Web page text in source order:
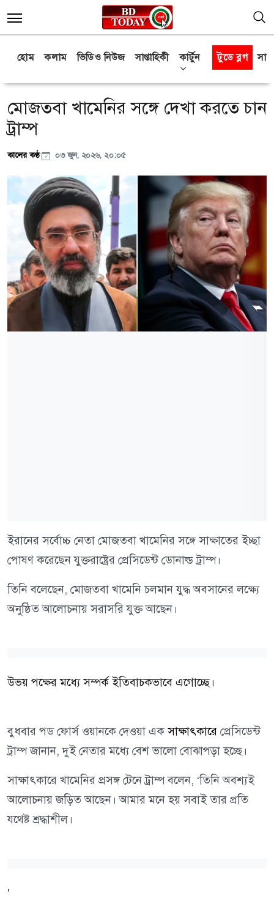
হোম কলাম ভিডিও নিউজ সাপ্তাহিকী কার্টুন টুডে ব্লগ
মোজতবা খামেনির সঙ্গে দেখা করতে চান
ট্রাম্প
কালের কণ্ঠ ০৩ জুন, ২০২৬, ২০:০৫
ইরানের সর্বোচ্চ নেতা মোজতবা খামেনির সঙ্গে সাক্ষাতের ইচ্ছা
পোষণ করেছেন যুক্তরাষ্ট্রের প্রেসিডেন্ট ডোনাল্ড ট্রাম্প।
তিনি বলেছেন, মোজতবা খামেনি চলমান যুদ্ধ অবসানের লক্ষ্যে
অনুষ্ঠিত আলোচনায় সরাসরি যুক্ত আছেন।
উভয় পক্ষের মধ্যে সম্পর্ক ইতিবাচকভাবে এগোচ্ছে।
বুধবার পড ফোর্স ওয়ানকে দেওয়া একসাক্ষাৎকারে প্রেসিডেন্ট
ট্রাম্প জানান, দুই নেতার মধ্যে বেশ ভালো বোঝাপড়া হচ্ছে।
সাক্ষাৎকারে খামেনির প্রসঙ্গ টেনে ট্রাম্প বলেন, ‘তিনি অবশ্যই
আলোচনায় জড়িত আছেন। আমার মনে হয় সবাই তার প্রতি
যথেষ্ট শ্রদ্ধাশীল।
’